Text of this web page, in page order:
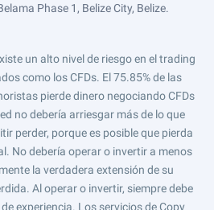
Phase 1, Belize City, Belize.
un alto nivel de riesgo en el trading
como los CFDs. El 75.85% de las
pierde dinero negociando CFDs
no debería arriesgar más de lo que
perder, porque es posible que pierda
No debería operar o invertir a menos
la verdadera extensión de su
Al operar o invertir, siempre debe
experiencia. Los servicios de Copy